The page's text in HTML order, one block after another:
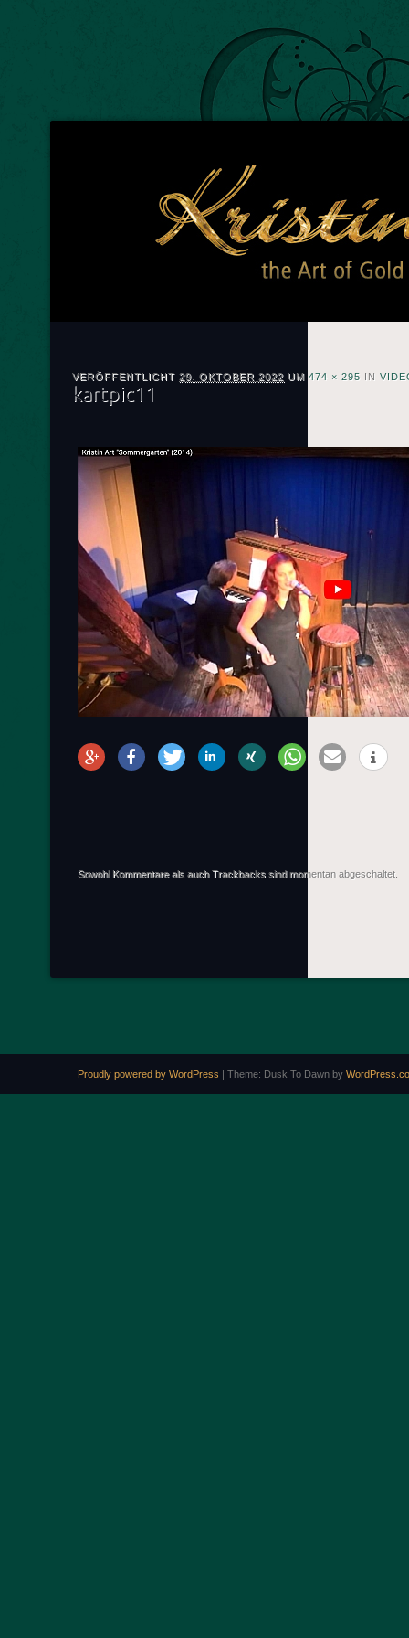
VERÖFFENTLICHT 29. OKTOBER 2022 UM 474 × 295 IN
kartpic11
Sowohl Kommentare als auch Trackbacks sind momentan abgeschaltet.
Proudly powered by WordPress | Theme: Dusk To Dawn by